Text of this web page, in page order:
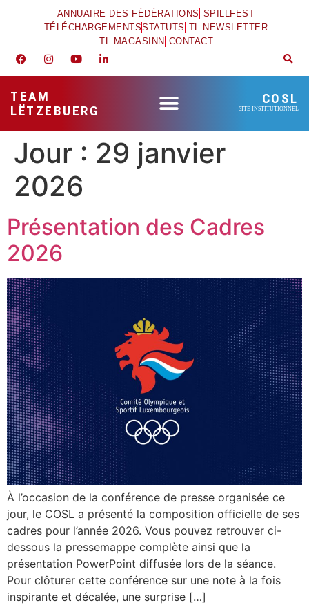
ANNUAIRE DES FÉDÉRATIONS SPILLFEST
TÉLÉCHARGEMENTSSTATUTS TL NEWSLETTER
TL MAGASINN CONTACT
TEAM
LËTZEBUERG
COSL
SITE INSTITUTIONNEL
Jour : 29 janvier
2026
Présentation des Cadres
2026
À l’occasion de la conférence de presse organisée ce
jour, le COSL a présenté la composition officielle de ses
cadres pour l’année 2026. Vous pouvez retrouver ci-
dessous la pressemappe complète ainsi que la
présentation PowerPoint diffusée lors de la séance.
Pour clôturer cette conférence sur une note à la fois
inspirante et décalée, une surprise […]